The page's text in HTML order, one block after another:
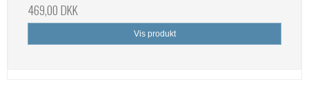
469,00 DKK
Vis produkt